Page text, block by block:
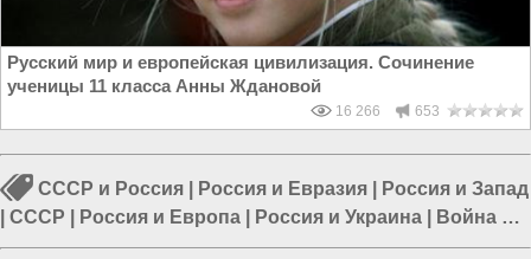
Русский мир и европейская цивилизация. Сочинение
ученицы 11 класса Анны Ждановой
16 266 653
СССР и Россия Россия и Евразия
Россия и Запад
СССР Россия и Европа Россия и Украина
Война в
СССР